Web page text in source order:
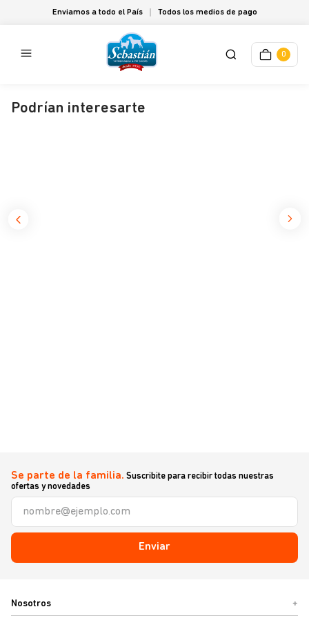
Enviamos a todo el País Todos los medios de pago
0
Podrían interesarte
Se parte de la familia. Suscribite para recibir todas nuestras
ofertas y novedades
Enviar
Nosotros +